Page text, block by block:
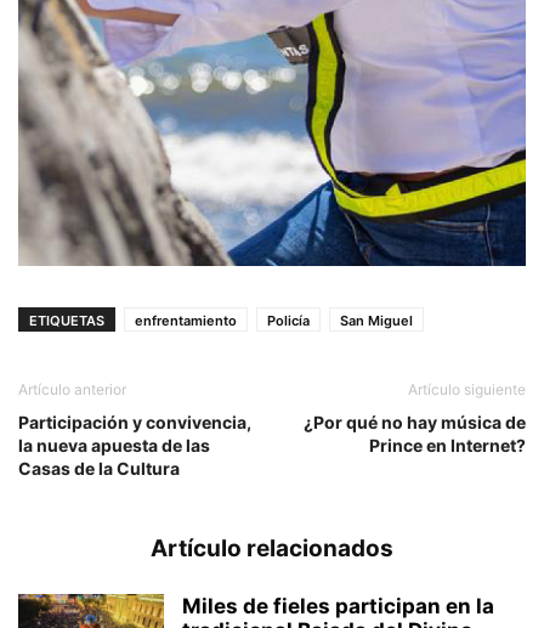
ETIQUETAS enfrentamiento Policía San Miguel
Artículo anterior
Participación y convivencia,
la nueva apuesta de las
Casas de la Cultura
Artículo siguiente
¿Por qué no hay música de
Prince en Internet?
Artículo relacionados
Miles de fieles participan en la